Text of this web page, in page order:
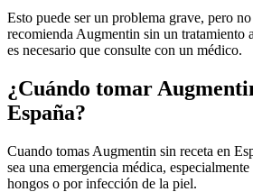
Esto puede ser un problema grave, pero no
recomienda Augmentin sin un tratamiento
es necesario que consulte con un médico.
¿Cuándo tomar
España?
Cuando tomas Augmentin sin receta en
sea una emergencia médica,
hongos o por infección de la piel.